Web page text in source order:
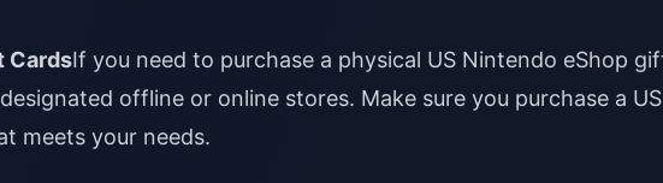
CardsIf you need to purchase a physical US Nintendo eShop
offline or online stores. Make sure you purchase a US
meets your needs.